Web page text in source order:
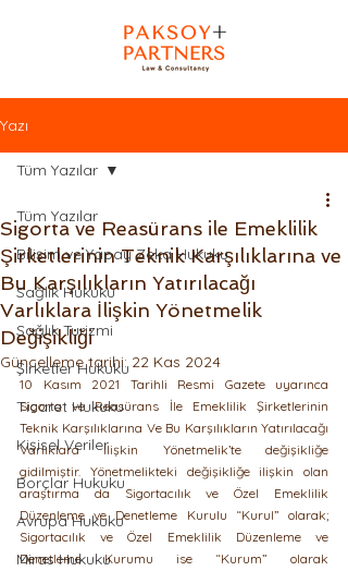
Yazı
Tüm Yazılar
Bilişim ve Yapay Zeka Hukuku
Sağlık Hukuku
Sağlık Turizmi
Şirketler Hukuku
Ticaret Hukuku
Kişisel Veriler
Borçlar Hukuku
Avrupa Hukuku
Miras Hukuku
Tüm Yazılar
Sigorta ve Reasürans ile Emeklilik
Şirketlerinin Teknik Karşılıklarına ve
Bu Karşılıkların Yatırılacağı
Varlıklara İlişkin Yönetmelik
Değişikliği
Güncelleme tarihi: 22 Kas 2024
10 Kasım 2021 Tarihli Resmi Gazete uyarınca
Sigorta ve Reasürans İle Emeklilik Şirketlerinin
Teknik Karşılıklarına Ve Bu Karşılıkların Yatırılacağı
Varlıklara İlişkin Yönetmelik’te değişikliğe
gidilmiştir. Yönetmelikteki değişikliğe ilişkin olan
araştırma da Sigortacılık ve Özel Emeklilik
Düzenleme ve Denetleme Kurulu “Kurul” olarak;
Sigortacılık ve Özel Emeklilik Düzenleme ve
Denetleme Kurumu ise “Kurum” olarak